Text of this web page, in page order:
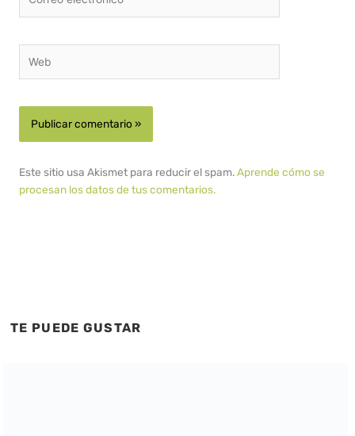
electrónico*
Este sitio usa Akismet para reducir el spam.Aprende cómo se
procesan los datos de tus comentarios.
TE PUEDE GUSTAR